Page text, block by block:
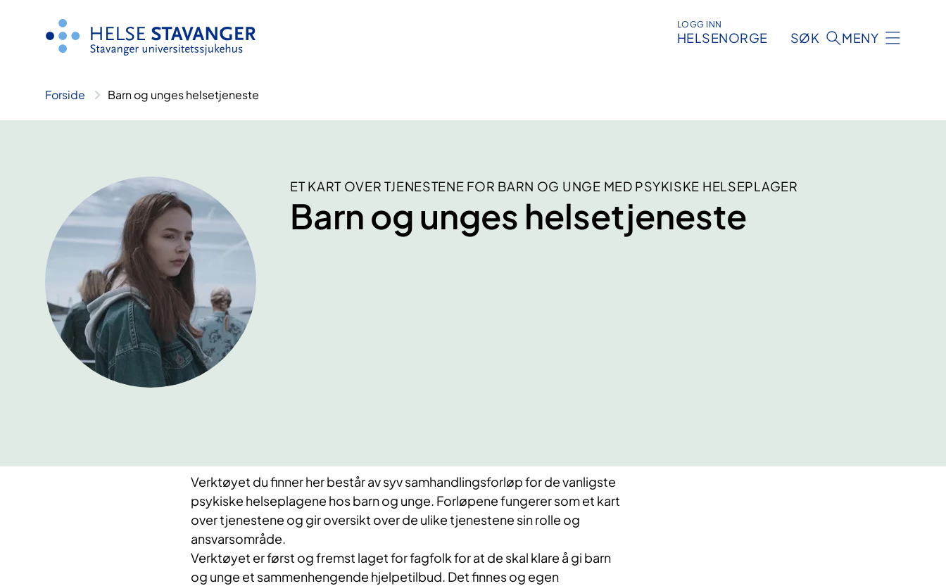
LOGG INN
HELSENORGE SØK MENY
Forside Barn og unges helsetjeneste
ET KART OVER TJENESTENE FOR BARN OG UNGE MED PSYKISKE HELSEPLAGER
Barn og unges helsetjeneste
Verktøyet du finner her består av syv samhandlingsforløp for de vanligste
psykiske helseplagene hos barn og unge. Forløpene fungerer som et kart
over tjenestene og gir oversikt over de ulike tjenestene sin rolle og
ansvarsområde.
Verktøyet er først og fremst laget for fagfolk for at de skal klare å gi barn
og unge et sammenhengende hjelpetilbud. Det finnes og egen